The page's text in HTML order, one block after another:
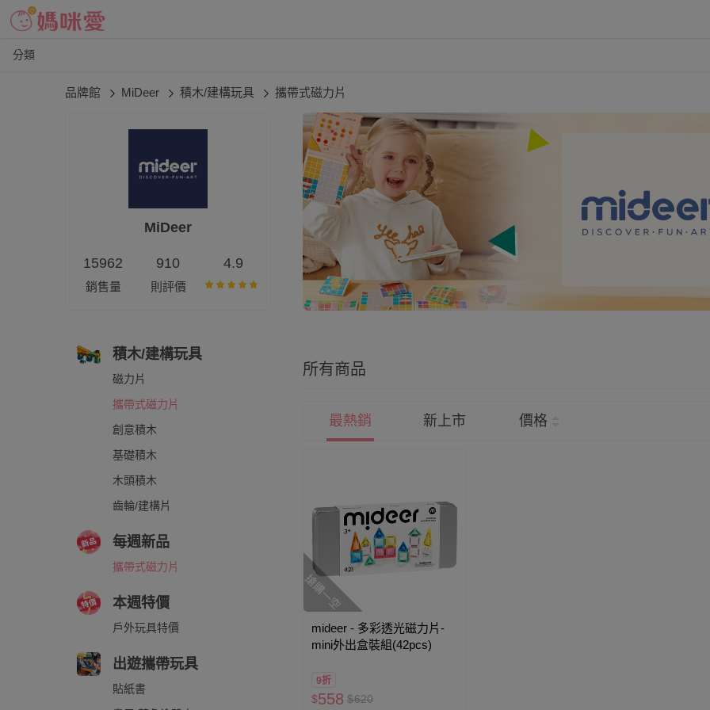
分類
品牌館 MiDeer 積木/建構玩具 攜帶式磁力片
MiDeer
15962
銷售量
910
則評價
4.9
積木/建構玩具
磁力片
攜帶式磁力片
創意積木
基礎積木
木頭積木
齒輪/建構片
每週新品
攜帶式磁力片
本週特價
戶外玩具特價
出遊攜帶玩具
貼紙書
所有商品
最熱銷 新上市 價格
搶購一空
mideer - 多彩透光磁力片-
mini外出盒裝組(42pcs)
9折
$558 $620